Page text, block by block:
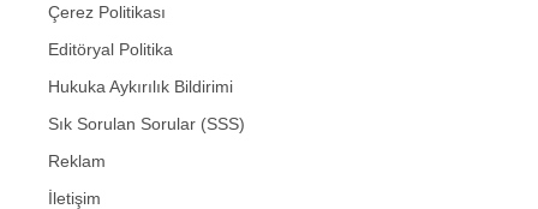
Çerez Politikası
Editöryal Politika
Hukuka Aykırılık Bildirimi
Sık Sorulan Sorular (SSS)
Reklam
İletişim